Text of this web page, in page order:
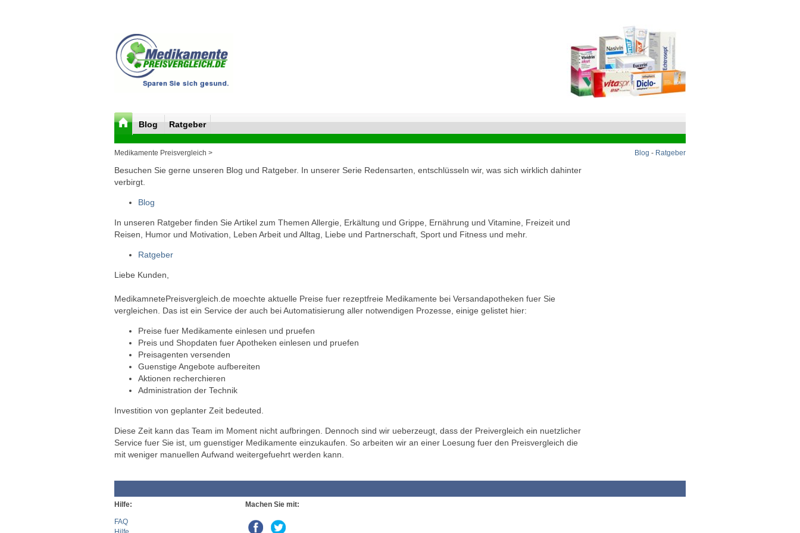
Blog Ratgeber
Medikamente Preisvergleich > Blog - Ratgeber
Besuchen Sie gerne unseren Blog und Ratgeber. In unserer Serie Redensarten, entschlüsseln wir, was sich wirklich dahinter
verbirgt.
Blog
In unseren Ratgeber finden Sie Artikel zum Themen Allergie, Erkältung und Grippe, Ernährung und Vitamine, Freizeit und
Reisen, Humor und Motivation, Leben Arbeit und Alltag, Liebe und Partnerschaft, Sport und Fitness und mehr.
Ratgeber
Liebe Kunden,
MedikamnetePreisvergleich.de moechte aktuelle Preise fuer rezeptfreie Medikamente bei Versandapotheken fuer Sie
vergleichen. Das ist ein Service der auch bei Automatisierung aller notwendigen Prozesse, einige gelistet hier:
Preise fuer Medikamente einlesen und pruefen
Preis und Shopdaten fuer Apotheken einlesen und pruefen
Preisagenten versenden
Guenstige Angebote aufbereiten
Aktionen recherchieren
Administration der Technik
Investition von geplanter Zeit bedeuted.
Diese Zeit kann das Team im Moment nicht aufbringen. Dennoch sind wir ueberzeugt, dass der Preivergleich ein nuetzlicher
Service fuer Sie ist, um guenstiger Medikamente einzukaufen. So arbeiten wir an einer Loesung fuer den Preisvergleich die
mit weniger manuellen Aufwand weitergefuehrt werden kann.
Hilfe:
FAQ
Machen Sie mit: